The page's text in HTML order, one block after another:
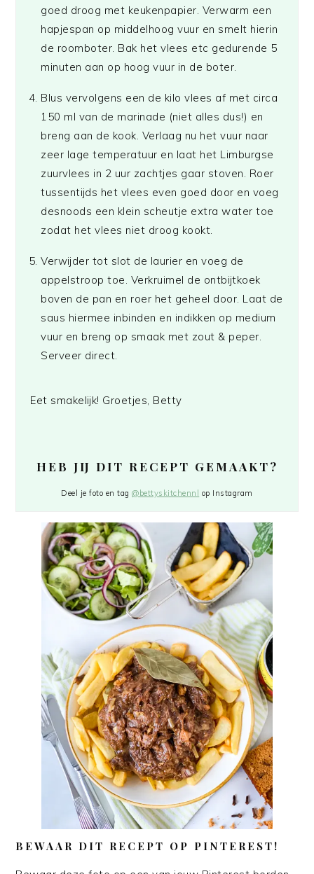
goed droog met keukenpapier. Verwarm een
hapjespan op middelhoog vuur en smelt hierin
de roomboter. Bak het vlees etc gedurende 5
minuten aan op hoog vuur in de boter.
Blus vervolgens een de kilo vlees af met circa
150 ml van de marinade (niet alles dus!) en
breng aan de kook. Verlaag nu het vuur naar
zeer lage temperatuur en laat het Limburgse
zuurvlees in 2 uur zachtjes gaar stoven. Roer
tussentijds het vlees even goed door en voeg
desnoods een klein scheutje extra water toe
zodat het vlees niet droog kookt.
Verwijder tot slot de laurier en voeg de
appelstroop toe. Verkruimel de ontbijtkoek
boven de pan en roer het geheel door. Laat de
saus hiermee inbinden en indikken op medium
vuur en breng op smaak met zout & peper.
Serveer direct.
Eet smakelijk! Groetjes, Betty
HEB JIJ DIT RECEPT GEMAAKT?
Deel je foto en tag@bettyskitchennl op Instagram
BEWAAR DIT RECEPT OP PINTEREST!